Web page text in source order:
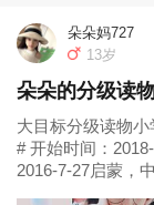
朵朵妈727
13岁
朵朵的分级读
大目标分级读物
# 开始时间：
2016-7-27启蒙，